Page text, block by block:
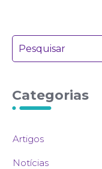
Categorias
Artigos
Notícias